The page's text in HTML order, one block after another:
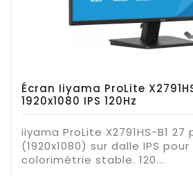
Écran Iiyama ProLite
1920x1080 IPS 120Hz
iiyama ProLite X2791HS-B1 27
(1920x1080) sur dalle IPS
colorimétrie stable. 120...